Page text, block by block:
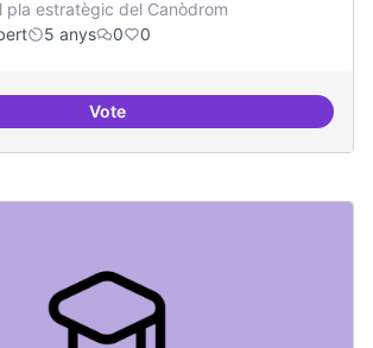
pla estratègic del Canòdrom
5 anys 0 0
VoteTreball en xarxa amb projectes